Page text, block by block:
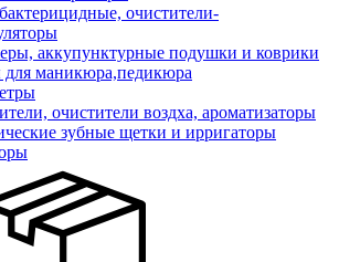
очистители-
аккупунктурные подушки и коврики
маникюра,педикюра
очистители воздха, ароматизаторы
зубные щетки и ирригаторы